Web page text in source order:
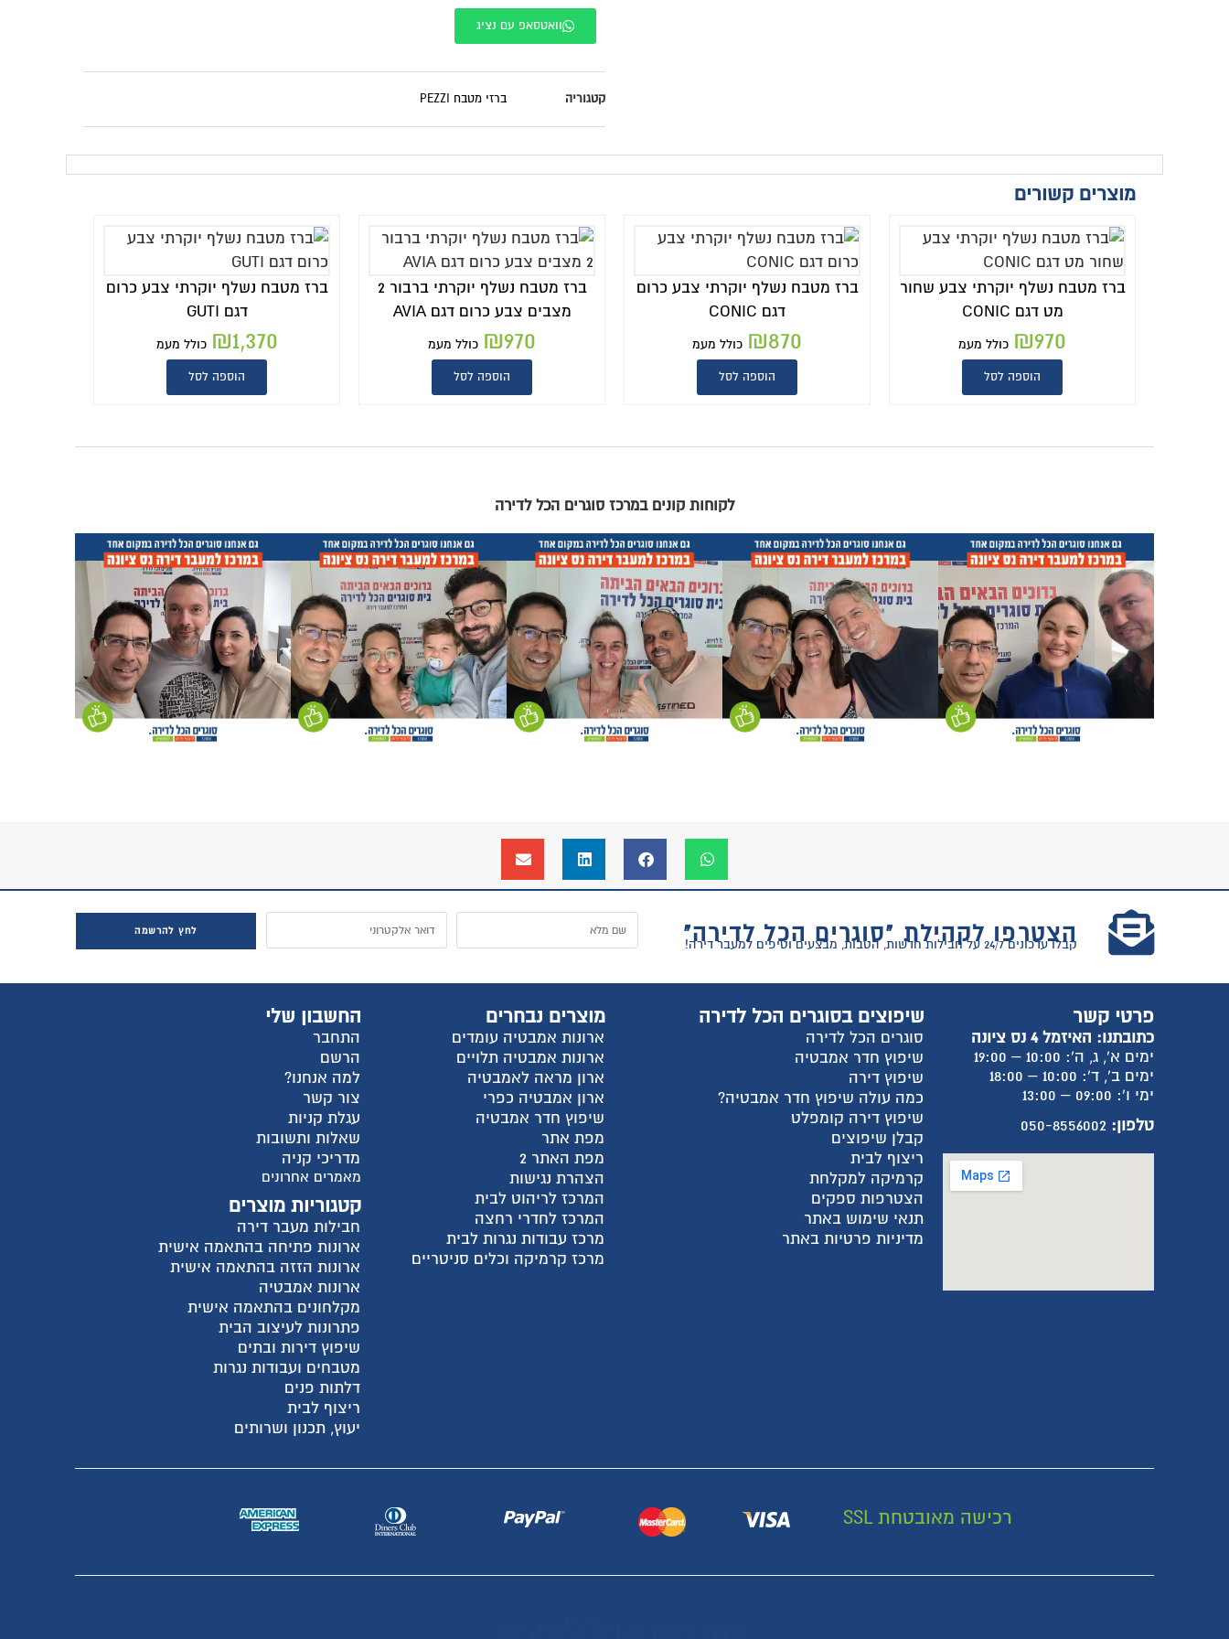
וואטסאפ עם נציג
קטגוריה ברזי מטבח PEZZI
מוצרים קשורים
ברז מטבח נשלף יוקרתי צבע שחור
מט דגם CONIC
₪970 כולל מעמ
הוספה לסל
ברז מטבח נשלף יוקרתי צבע כרום
דגם CONIC
₪870 כולל מעמ
הוספה לסל
ברז מטבח נשלף יוקרתי ברבור 2
מצבים צבע כרום דגם AVIA
₪970 כולל מעמ
הוספה לסל
ברז מטבח נשלף יוקרתי צבע כרום
דגם GUTI
₪1,370 כולל מעמ
הוספה לסל
לקוחות קונים במרכז סוגרים הכל לדירה
הצטרפו לקהילת "סוגרים הכל לדירה"
קבלו עדכונים 24/7 על חבילות חדשות, הטבות, מבצעים וטיפים למעבר דירה!
לחץ להרשמה
פרטי קשר
כתובתנו: האיזמל 4 נס ציונה
ימים א', ג, ה': 10:00 – 19:00
ימים ב', ד': 10:00 – 18:00
ימי ו': 09:00 – 13:00
טלפון: 050-8556002
שיפוצים בסוגרים הכל לדירה
סוגרים הכל לדירה
שיפוץ חדר אמבטיה
שיפוץ דירה
כמה עולה שיפוץ חדר אמבטיה?
שיפוץ דירה קומפלט
קבלן שיפוצים
ריצוף לבית
קרמיקה למקלחת
הצטרפות ספקים
תנאי שימוש באתר
מדיניות פרטיות באתר
מוצרים נבחרים
ארונות אמבטיה עומדים
ארונות אמבטיה תלויים
ארון מראה לאמבטיה
ארון אמבטיה כפרי
שיפוץ חדר אמבטיה
מפת אתר
מפת האתר 2
הצהרת נגישות
המרכז לריהוט לבית
המרכז לחדרי רחצה
מרכז עבודות נגרות לבית
מרכז קרמיקה וכלים סניטריים
החשבון שלי
התחבר
הרשם
למה אנחנו?
צור קשר
עגלת קניות
שאלות ותשובות
מדריכי קניה
מאמרים אחרונים
קטגוריות מוצרים
חבילות מעבר דירה
ארונות פתיחה בהתאמה אישית
ארונות הזזה בהתאמה אישית
ארונות אמבטיה
מקלחונים בהתאמה אישית
פתרונות לעיצוב הבית
שיפוץ דירות ובתים
מטבחים ועבודות נגרות
דלתות פנים
ריצוף לבית
יעוץ, תכנון ושרותים
רכישה מאובטחת SSL